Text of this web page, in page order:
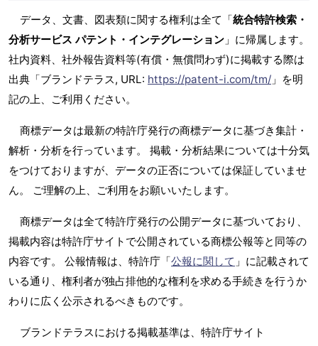
データ、文書、図表類に関する権利は全て「統合特許検索・
分析サービス パテント・インテグレーション 」に帰属します。
社内資料、社外報告資料等(有償・無償問わず)に掲載する際は
出典「ブランドテラス, URL: https://patent-i.com/tm/ 」を明
記の上、ご利用ください。
商標データは最新の特許庁発行の商標データに基づき集計・
解析・分析を行っています。 掲載・分析結果については十分気
をつけておりますが、データの正否については保証していませ
ん。 ご理解の上、ご利用をお願いいたします。
商標データは全て特許庁発行の公開データに基づいており、
掲載内容は特許庁サイトで公開されている商標公報等と同等の
内容です。 公報情報は、特許庁「公報に関して 」に記載されて
いる通り、権利者が独占排他的な権利を求める手続きを行うか
わりに広く公示されるべきものです。
ブランドテラスにおける掲載基準は、特許庁サイト